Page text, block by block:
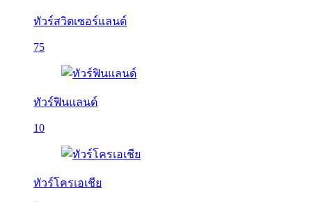
ทัวร์สวิตเซอร์แลนด์
75
ทัวร์ฟินแลนด์
10
ทัวร์โครเอเชีย